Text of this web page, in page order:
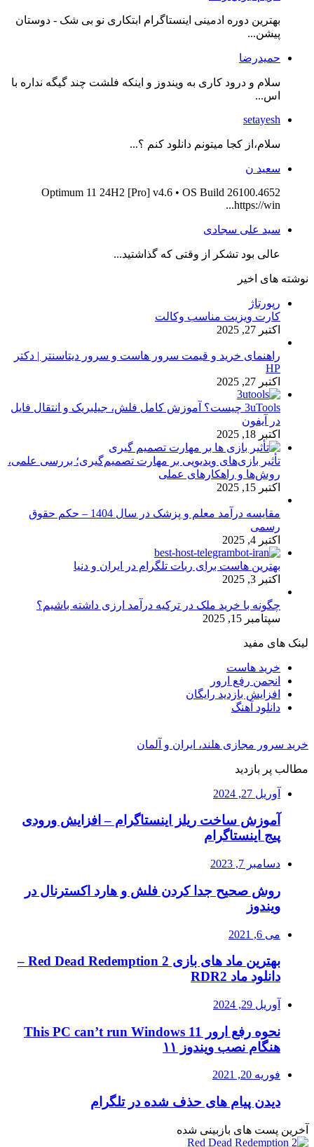
بهترین دوره ادمینی اینستاگرام ابتکاری نو بی شک - دوستان
پیشن...
حمیدرضا
سلام و درود کاری به ویندوز و اینکه فلشت چند گیگه نداره با
اس...
setayesh
سلام،از کجا میتونم دانلود کنم ؟...
سعید ن
Optimum 11 24H2 [Pro] v4.6 • OS Build 26100.4652
https://win...
سید علی سجادی
عالی بود تشکر از وقتی که گذاشتید...
نوشته های اخیر
رپورتاژ
کارت ویزیت مناسب وکالت
اکتبر 27, 2025
راهنمای خرید و قیمت سرور هاست و سرور دیتاسنتر | دکتر
HP
اکتبر 27, 2025
3uTools چیست؟ آموزش کامل فلش، جیلبریک و انتقال فایل
در آیفون
اکتبر 18, 2025
تأثیر بازی‌های ویدیویی بر مهارت تصمیم‌گیری؛ بررسی علمی،
روش‌ها و راهکارهای عملی
اکتبر 15, 2025
مقایسه درآمد معلم و پزشک در سال 1404 – حکم حقوق
رسمی
اکتبر 4, 2025
بهترین هاست برای ربات تلگرام در ایران و دنیا
اکتبر 3, 2025
چگونه با خرید ملک در ترکیه درآمد ارزی داشته باشیم؟
سپتامبر 15, 2025
لینک های مفید
خرید هاست
انجمن رفع ارور
افزایش بازدید رایگان
دانلود آهنگ
خرید سرور مجازی هلند، ایران و آلمان
مطالب پر بازدید
آوریل 27, 2024
آموزش ساخت ریلز اینستاگرام – افزایش ورودی
پیج اینستاگرام
دسامبر 7, 2023
روش صحیح جدا کردن فلش و هارد اکسترنال در
ویندوز
می 6, 2021
بهترین ماد های بازی Red Dead Redemption 2 –
دانلود ماد RDR2
آوریل 29, 2024
نحوه رفع ارور This PC can’t run Windows 11
هنگام نصب ویندوز ۱۱
فوریه 20, 2021
دیدن پیام های حذف شده در تلگرام
آخرین پست های بازبینی شده